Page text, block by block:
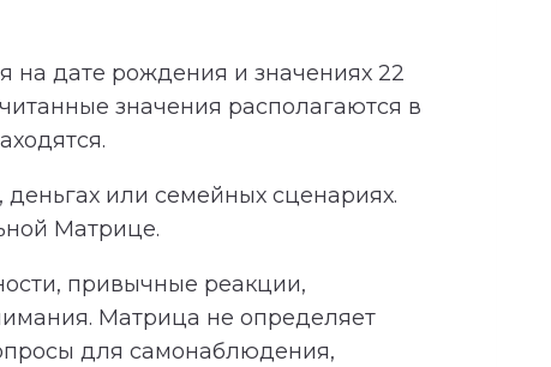
на дате рождения и значениях 22
значения располагаются в
или семейных сценариях.
Матрице.
привычные реакции,
Матрица не определяет
для самонаблюдения,